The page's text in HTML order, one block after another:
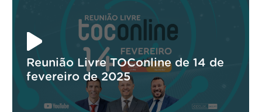
Reunião Livre TOConline de 14 de
fevereiro de 2025